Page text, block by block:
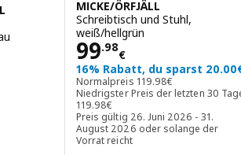
5 von 5 Sternen. Bewertungen
MICKE/ÖRFJÄLL
Schreibtisch und Stuhl,
weiß/hellgrün
99.98
€
Preis 99.98€
16% Rabatt, du sparst
Normalpreis 119.98€
Normalpreis 119.98€
Niedrigster Preis der letzten 30
119.98€
Niedrigster Preis der letzten 30
Preis gültig 26. Juni 2026 - 31.
August 2026 oder solange der
Vorrat reicht